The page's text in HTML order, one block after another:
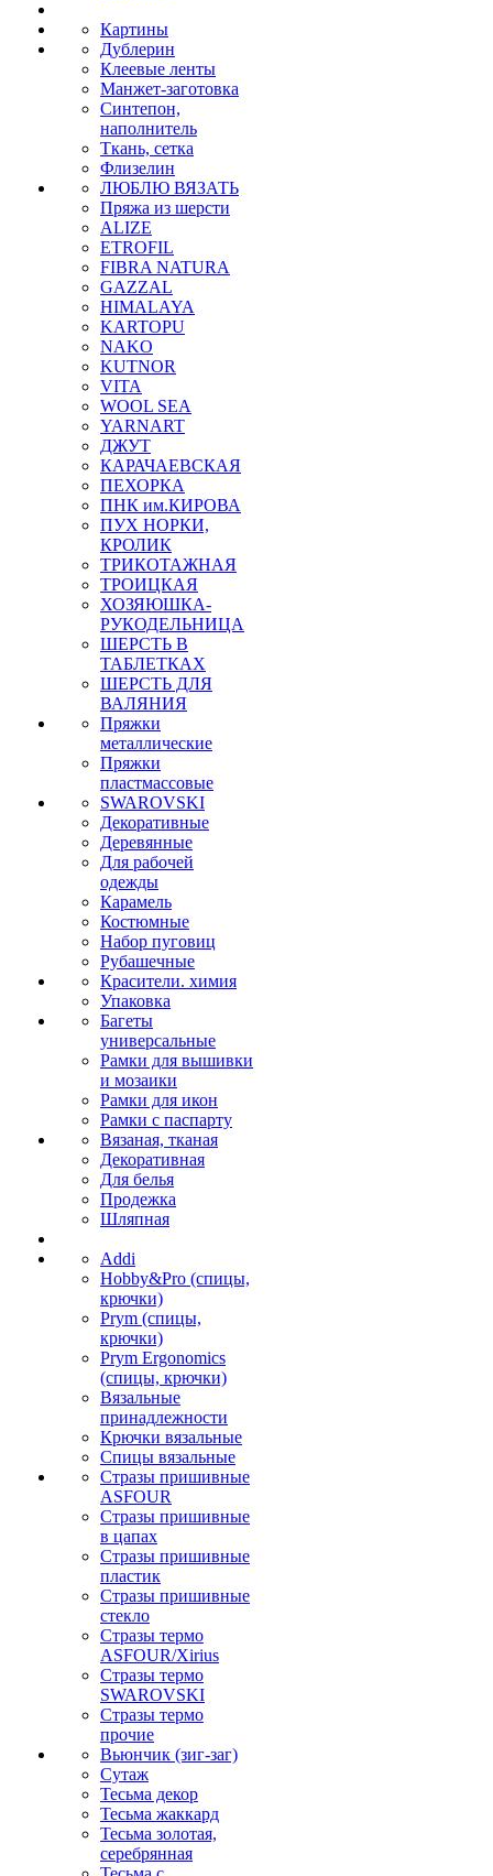
Картины
Дублерин
Клеевые ленты
Манжет-заготовка
Синтепон,
наполнитель
Ткань, сетка
Флизелин
ЛЮБЛЮ ВЯЗАТЬ
Пряжа из шерсти
ALIZE
ETROFIL
FIBRA NATURA
GAZZAL
HIMALAYA
KARTOPU
NAKO
KUTNOR
VITA
WOOL SEA
YARNART
ДЖУТ
КАРАЧАЕВСКАЯ
ПЕХОРКА
ПНК им.КИРОВА
ПУХ НОРКИ,
КРОЛИК
ТРИКОТАЖНАЯ
ТРОИЦКАЯ
ХОЗЯЮШКА-
РУКОДЕЛЬНИЦА
ШЕРСТЬ В
ТАБЛЕТКАХ
ШЕРСТЬ ДЛЯ
ВАЛЯНИЯ
Пряжки
металлические
Пряжки
пластмассовые
SWAROVSKI
Декоративные
Деревянные
Для рабочей
одежды
Карамель
Костюмные
Набор пуговиц
Рубашечные
Красители. химия
Упаковка
Багеты
универсальные
Рамки для вышивки
и мозаики
Рамки для икон
Рамки с паспарту
Вязаная, тканая
Декоративная
Для белья
Продежка
Шляпная
Addi
Hobby&Pro (спицы,
крючки)
Prym (спицы,
крючки)
Prym Ergonomics
(спицы, крючки)
Вязальные
принадлежности
Крючки вязальные
Спицы вязальные
Стразы пришивные
ASFOUR
Стразы пришивные
в цапах
Стразы пришивные
пластик
Стразы пришивные
стекло
Стразы термо
ASFOUR/Xirius
Стразы термо
SWAROVSKI
Стразы термо
прочие
Вьюнчик (зиг-заг)
Сутаж
Тесьма декор
Тесьма жаккард
Тесьма золотая,
серебрянная